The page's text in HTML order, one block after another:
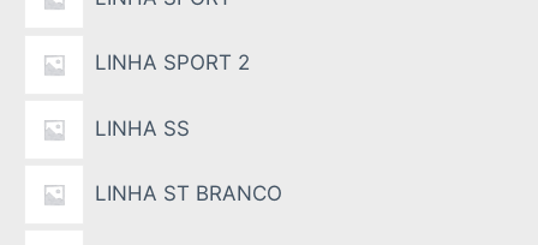
LINHA SPORT 2
LINHA SS
LINHA ST BRANCO